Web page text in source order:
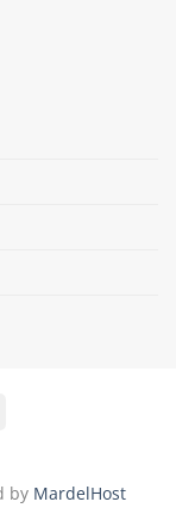
by MardelHost